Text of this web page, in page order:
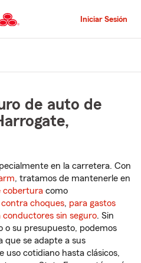
al
contenido
principal
Iniciar Sesión
de auto de
en la carretera. Con
, tratamos de mantenerle en
cobertura como
contra choques, para gastos
sin seguro. Sin
o su presupuesto, podemos
se adapte a sus
uso cotidiano hasta clásicos,